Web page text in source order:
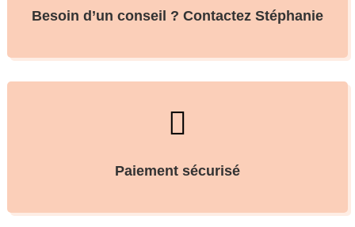
Besoin d’un conseil ? Contactez Stéphanie

Paiement sécurisé